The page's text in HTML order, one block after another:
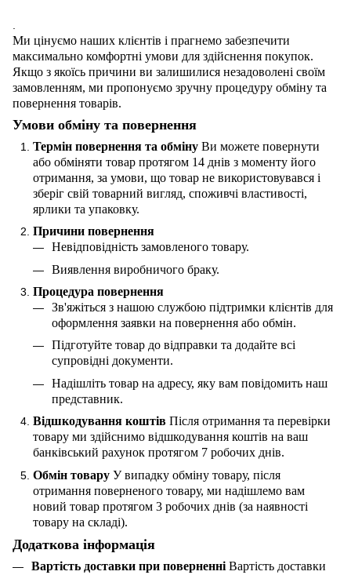
Ми цінуємо наших клієнтів і прагнемо забезпечити
максимально комфортні умови для здійснення покупок.
Якщо з якоїсь причини ви залишилися незадоволені своїм
замовленням, ми пропонуємо зручну процедуру обміну та
повернення товарів.
Умови обміну та повернення
Термін повернення та обміну Ви можете повернути
або обміняти товар протягом 14 днів з моменту його
отримання, за умови, що товар не використовувався і
зберіг свій товарний вигляд, споживчі властивості,
ярлики та упаковку.
Причини повернення
Невідповідність замовленого товару.
Виявлення виробничого браку.
Процедура повернення
Зв'яжіться з нашою службою підтримки клієнтів для
оформлення заявки на повернення або обмін.
Підготуйте товар до відправки та додайте всі
супровідні документи.
Надішліть товар на адресу, яку вам повідомить наш
представник.
Відшкодування коштів Після отримання та перевірки
товару ми здійснимо відшкодування коштів на ваш
банківський рахунок протягом 7 робочих днів.
Обмін товару У випадку обміну товару, після
отримання поверненого товару, ми надішлемо вам
новий товар протягом 3 робочих днів (за наявності
товару на складі).
Додаткова інформація
Вартість доставки при поверненні Вартість доставки